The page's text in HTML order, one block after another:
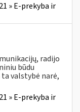
» E-prekyba ir
radijo
būdu
valstybė narė,
» E-prekyba ir